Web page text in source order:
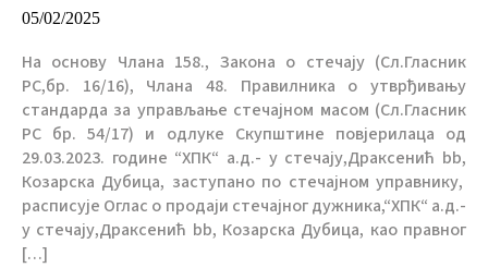
05/02/2025
На основу Члана 158., Закона о стечају (Сл.Гласник
РС,бр. 16/16), Члана 48. Правилника о утврђивању
стандарда за управљање стечајном масом (Сл.Гласник
РС бр. 54/17) и одлуке Скупштине повјерилаца од
29.03.2023. године “ХПК“ а.д.- у стечају,Драксенић bb,
Козарска Дубица, заступано по стечајном управнику,
расписује Оглас о продаји стечајног дужника,“ХПК“ а.д.-
у стечају,Драксенић bb, Козарска Дубица, као правног
[…]